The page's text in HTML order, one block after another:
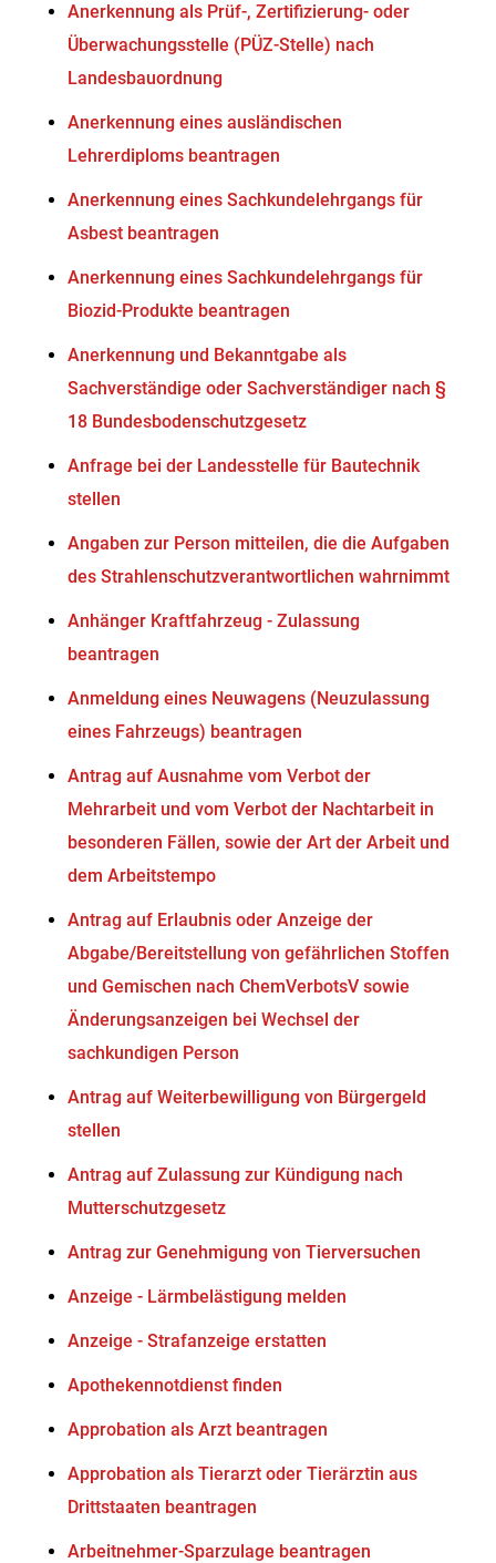
Anerkennung als Prüf-, Zertifizierung- oder
Überwachungsstelle (PÜZ-Stelle) nach
Landesbauordnung
Anerkennung eines ausländischen
Lehrerdiploms beantragen
Anerkennung eines Sachkundelehrgangs für
Asbest beantragen
Anerkennung eines Sachkundelehrgangs für
Biozid-Produkte beantragen
Anerkennung und Bekanntgabe als
Sachverständige oder Sachverständiger nach §
18 Bundesbodenschutzgesetz
Anfrage bei der Landesstelle für Bautechnik
stellen
Angaben zur Person mitteilen, die die Aufgaben
des Strahlenschutzverantwortlichen wahrnimmt
Anhänger Kraftfahrzeug - Zulassung
beantragen
Anmeldung eines Neuwagens (Neuzulassung
eines Fahrzeugs) beantragen
Antrag auf Ausnahme vom Verbot der
Mehrarbeit und vom Verbot der Nachtarbeit in
besonderen Fällen, sowie der Art der Arbeit und
dem Arbeitstempo
Antrag auf Erlaubnis oder Anzeige der
Abgabe/Bereitstellung von gefährlichen Stoffen
und Gemischen nach ChemVerbotsV sowie
Änderungsanzeigen bei Wechsel der
sachkundigen Person
Antrag auf Weiterbewilligung von Bürgergeld
stellen
Antrag auf Zulassung zur Kündigung nach
Mutterschutzgesetz
Antrag zur Genehmigung von Tierversuchen
Anzeige - Lärmbelästigung melden
Anzeige - Strafanzeige erstatten
Apothekennotdienst finden
Approbation als Arzt beantragen
Approbation als Tierarzt oder Tierärztin aus
Drittstaaten beantragen
Arbeitnehmer-Sparzulage beantragen